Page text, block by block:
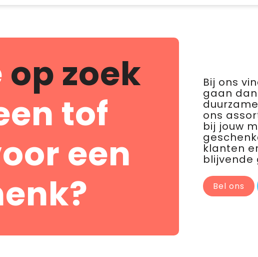
op zoek
tof
een
Bij ons
gaan
ons
bij jouw
klanten
blijvende
Bel ons